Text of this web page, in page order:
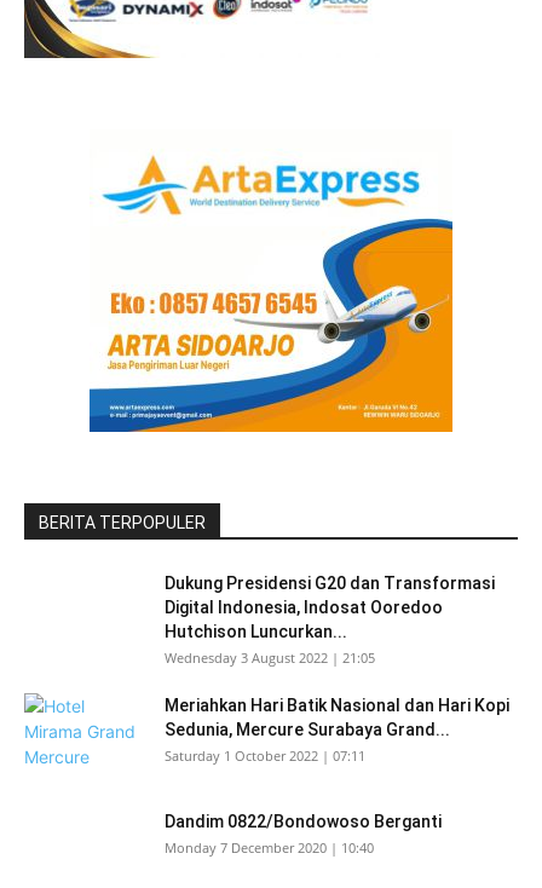
BERITA TERPOPULER
Dukung Presidensi G20 dan Transformasi
Digital Indonesia, Indosat Ooredoo
Hutchison Luncurkan...
Wednesday 3 August 2022 | 21:05
Meriahkan Hari Batik Nasional dan Hari Kopi
Sedunia, Mercure Surabaya Grand...
Saturday 1 October 2022 | 07:11
Dandim 0822/Bondowoso Berganti
Monday 7 December 2020 | 10:40